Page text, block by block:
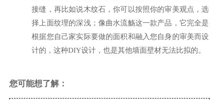
接缝，再比如说木纹石，你可以按照你的审美观点，选
择上面纹理的深浅；像曲水流觞这一款产品，它完全是
根据您自己家实际要做的面积和融入您自身的审美而设
计的，这种DIY设计，也是其他墙面壁材无法比拟的。
您可能想了解：